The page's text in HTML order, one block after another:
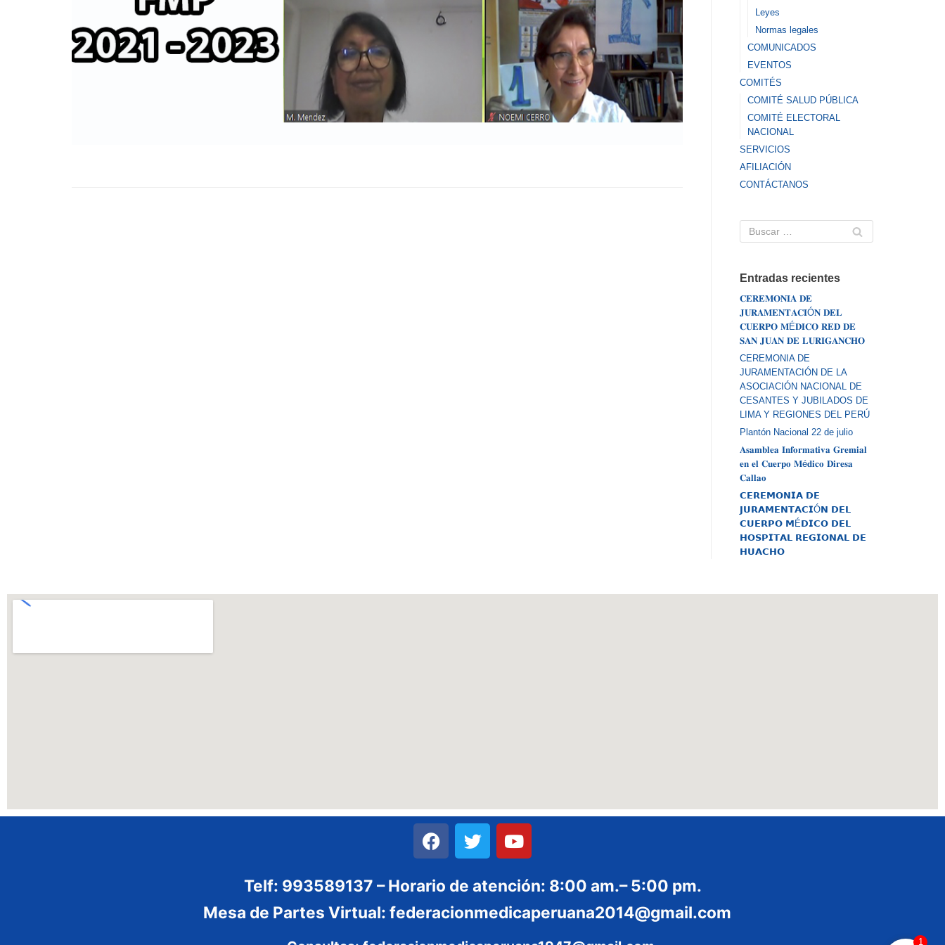
Leyes
Normas legales
COMUNICADOS
EVENTOS
COMITÉS
COMITÉ SALUD PÚBLICA
COMITÉ ELECTORAL
NACIONAL
SERVICIOS
AFILIACIÓN
CONTÁCTANOS
Entradas recientes
𝐂𝐄𝐑𝐄𝐌𝐎𝐍𝐈𝐀 𝐃𝐄
𝐉𝐔𝐑𝐀𝐌𝐄𝐍𝐓𝐀𝐂𝐈Ó𝐍 𝐃𝐄𝐋
𝐂𝐔𝐄𝐑𝐏𝐎 𝐌É𝐃𝐈𝐂𝐎 𝐑𝐄𝐃 𝐃𝐄
𝐒𝐀𝐍 𝐉𝐔𝐀𝐍 𝐃𝐄 𝐋𝐔𝐑𝐈𝐆𝐀𝐍𝐂𝐇𝐎
CEREMONIA DE
JURAMENTACIÓN DE LA
ASOCIACIÓN NACIONAL DE
CESANTES Y JUBILADOS DE
LIMA Y REGIONES DEL PERÚ
Plantón Nacional 22 de julio
𝐀𝐬𝐚𝐦𝐛𝐥𝐞𝐚 𝐈𝐧𝐟𝐨𝐫𝐦𝐚𝐭𝐢𝐯𝐚 𝐆𝐫𝐞𝐦𝐢𝐚𝐥
𝐞𝐧 𝐞𝐥 𝐂𝐮𝐞𝐫𝐩𝐨 𝐌é𝐝𝐢𝐜𝐨 𝐃𝐢𝐫𝐞𝐬𝐚
𝐂𝐚𝐥𝐥𝐚𝐨
𝗖𝗘𝗥𝗘𝗠𝗢𝗡𝗜𝗔 𝗗𝗘
𝗝𝗨𝗥𝗔𝗠𝗘𝗡𝗧𝗔𝗖𝗜Ó𝗡 𝗗𝗘𝗟
𝗖𝗨𝗘𝗥𝗣𝗢 𝗠É𝗗𝗜𝗖𝗢 𝗗𝗘𝗟
𝗛𝗢𝗦𝗣𝗜𝗧𝗔𝗟 𝗥𝗘𝗚𝗜𝗢𝗡𝗔𝗟 𝗗𝗘
𝗛𝗨𝗔𝗖𝗛𝗢
Telf: 993589137 – Horario de atención: 8:00 am.– 5:00 pm.
Mesa de Partes Virtual: federacionmedicaperuana2014@gmail.com
1